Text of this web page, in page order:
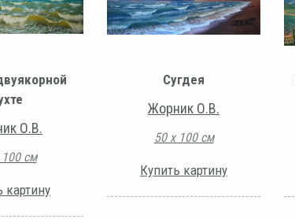
О.В.
100 см
картину
Сугдея
Жорник О.В.
50 х 100 см
Купить картину